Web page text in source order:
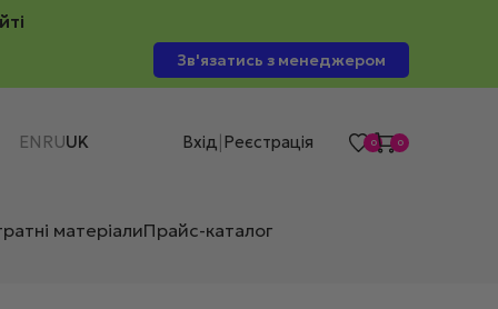
Зв'язатись з менеджером
EN RUUK Вхід Реєстрація 0 0
матеріалиПрайс-каталог